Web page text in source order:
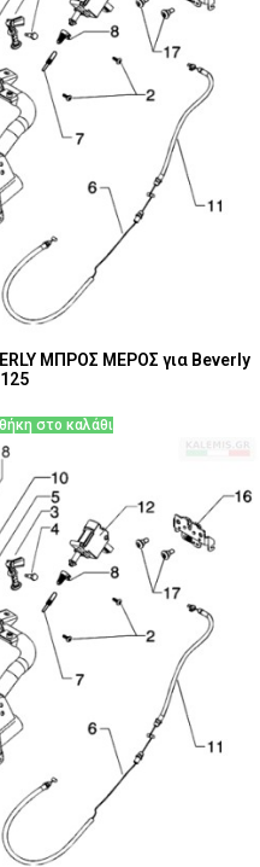
ΜΠΡΟΣ ΜΕΡΟΣ για Beverly
125
στο καλάθι